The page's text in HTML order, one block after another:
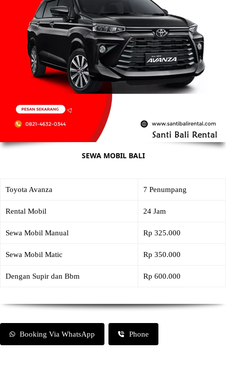
SEWA MOBIL BALI
Toyota Avanza 7 Penumpang
Rental Mobil 24 Jam
Sewa Mobil Manual Rp 325.000
Sewa Mobil Matic Rp 350.000
Dengan Supir dan Bbm Rp 600.000
Booking Via WhatsApp Phone